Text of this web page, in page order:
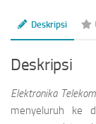
Deskripsi
Deskripsi
Elektronika
menyeluruh ke